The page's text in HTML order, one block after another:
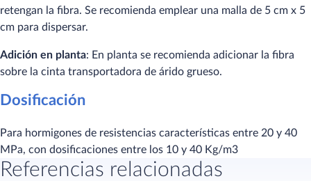
retengan la fibra. Se recomienda emplear una malla de 5 cm x 5
cm para dispersar.
Adición en planta: En planta se recomienda adicionar la fibra
sobre la cinta transportadora de árido grueso.
Dosificación
Para hormigones de resistencias características entre 20 y 40
MPa, con dosificaciones entre los 10 y 40 Kg/m3
Referencias relacionadas